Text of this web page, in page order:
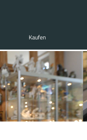
Kaufen